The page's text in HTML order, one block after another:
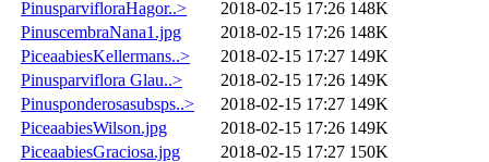
PinusparvifloraHagor..> 2018-02-15 17:26 148K
PinuscembraNana1.jpg
2018-02-15 17:26 148K
PiceaabiesKellermans..>
2018-02-15 17:27 149K
Pinusparviflora Glau..>
2018-02-15 17:26 149K
Pinusponderosasubsps..>
2018-02-15 17:27 149K
PiceaabiesWilson.jpg
2018-02-15 17:26 149K
PiceaabiesGraciosa.jpg
2018-02-15 17:27 150K